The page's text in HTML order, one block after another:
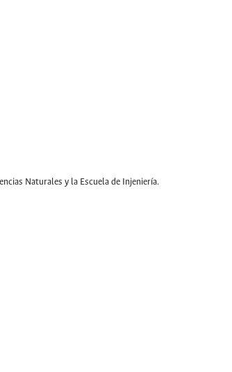
Naturales y la Escuela de Injeniería.